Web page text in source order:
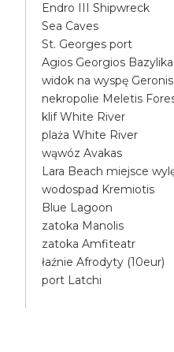
Endro III Shipwreck
Sea Caves
St. Georges port
Agios Georgios Bazylika
widok na wyspę
nekropolie Meletis
klif White River
plaża White River
wąwóz Avakas
Lara Beach miejsce
wodospad Kremiotis
Blue Lagoon
zatoka Manolis
zatoka Amfiteatr
łaźnie Afrodyty (10eur)
port Latchi